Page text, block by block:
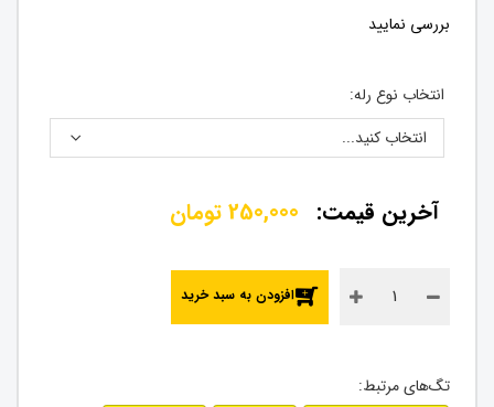
بررسی نمایید
انتخاب نوع رله:
250,000تومان
افزودن به سبد خرید